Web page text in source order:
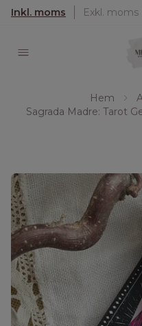
Inkl. moms Exkl. moms
Hem
Sagrada Madre: Tarot